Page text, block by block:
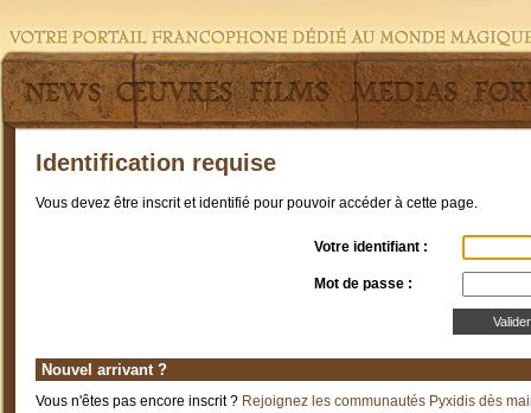
Identification requise
Vous devez être inscrit et identifié pour pouvoir accéder à cette page.
Votre identifiant :
Mot de passe :
Nouvel arrivant ?
Vous n'êtes pas encore inscrit ? Rejoignez les communautés Pyxidis dès